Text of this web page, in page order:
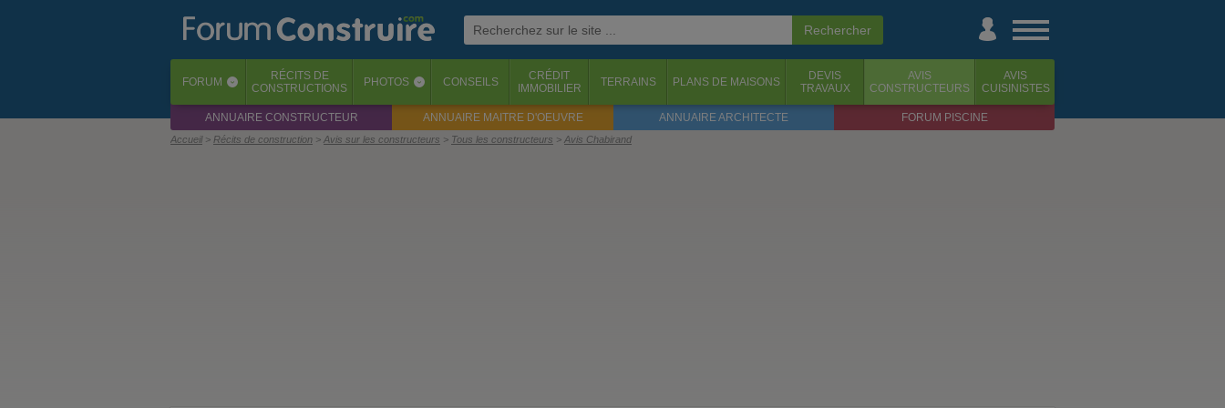
FORUM ‹ RÉCITS DE
CONSTRUCTIONS
PHOTOS ‹ CONSEILS
CRÉDIT
IMMOBILIER
TERRAINS PLANS DE MAISONS
DEVIS
TRAVAUX
AVIS
CONSTRUCTEURS
AVIS
CUISINISTES
ANNUAIRE CONSTRUCTEUR ANNUAIRE MAITRE D'OEUVRE ANNUAIRE ARCHITECTE FORUM PISCINE
Accueil Récits de construction Avis sur les constructeurs Tous les constructeurs Avis Chabirand